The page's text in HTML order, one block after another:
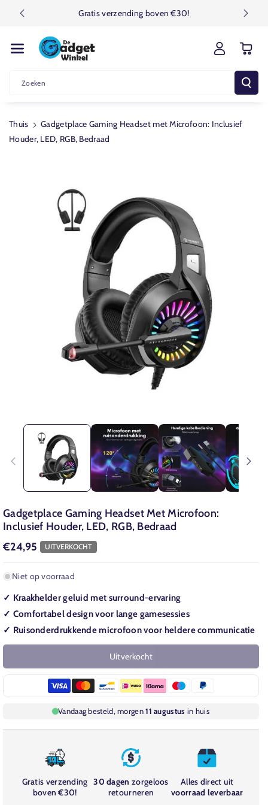
R De Conten
Gratis verzending boven €30!
Zoeken
Thuis
Gadgetplace Gaming Headset met Microfoon: Inclusief
Houder, LED, RGB, Bedraad
Gadgetplace Gaming Headset Met Microfoon:
Inclusief Houder, LED, RGB, Bedraad
€24,95
UITVERKOCHT
Niet op voorraad
✓ Kraakhelder geluid met surround-ervaring
✓ Comfortabel design voor lange gamesessies
✓ Ruisonderdrukkende microfoon voor heldere communicatie
Uitverkocht
Vandaag besteld, morgen11 augustus in huis
Gratis verzending
boven €30!
30 dagen zorgeloos
retourneren
Alles direct uit
voorraad leverbaar